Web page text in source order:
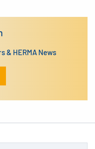
& HERMA News